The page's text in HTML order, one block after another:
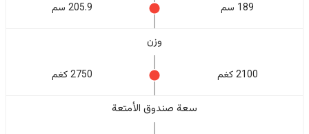
189 سم 205.9 سم
وزن
2100 كغم 2750 كغم
سعة صندوق الأمتعة